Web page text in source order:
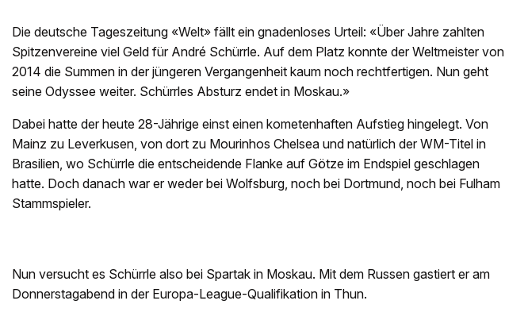
Die deutsche Tageszeitung «Welt» fällt ein gnadenloses Urteil: «Über Jahre zahlten
Spitzenvereine viel Geld für André Schürrle. Auf dem Platz konnte der Weltmeister von
2014 die Summen in der jüngeren Vergangenheit kaum noch rechtfertigen. Nun geht
seine Odyssee weiter. Schürrles Absturz endet in Moskau.»
Dabei hatte der heute 28-Jährige einst einen kometenhaften Aufstieg hingelegt. Von
Mainz zu Leverkusen, von dort zu Mourinhos Chelsea und natürlich der WM-Titel in
Brasilien, wo Schürrle die entscheidende Flanke auf Götze im Endspiel geschlagen
hatte. Doch danach war er weder bei Wolfsburg, noch bei Dortmund, noch bei Fulham
Stammspieler.
Nun versucht es Schürrle also bei Spartak in Moskau. Mit dem Russen gastiert er am
Donnerstagabend in der Europa-League-Qualifikation in Thun.